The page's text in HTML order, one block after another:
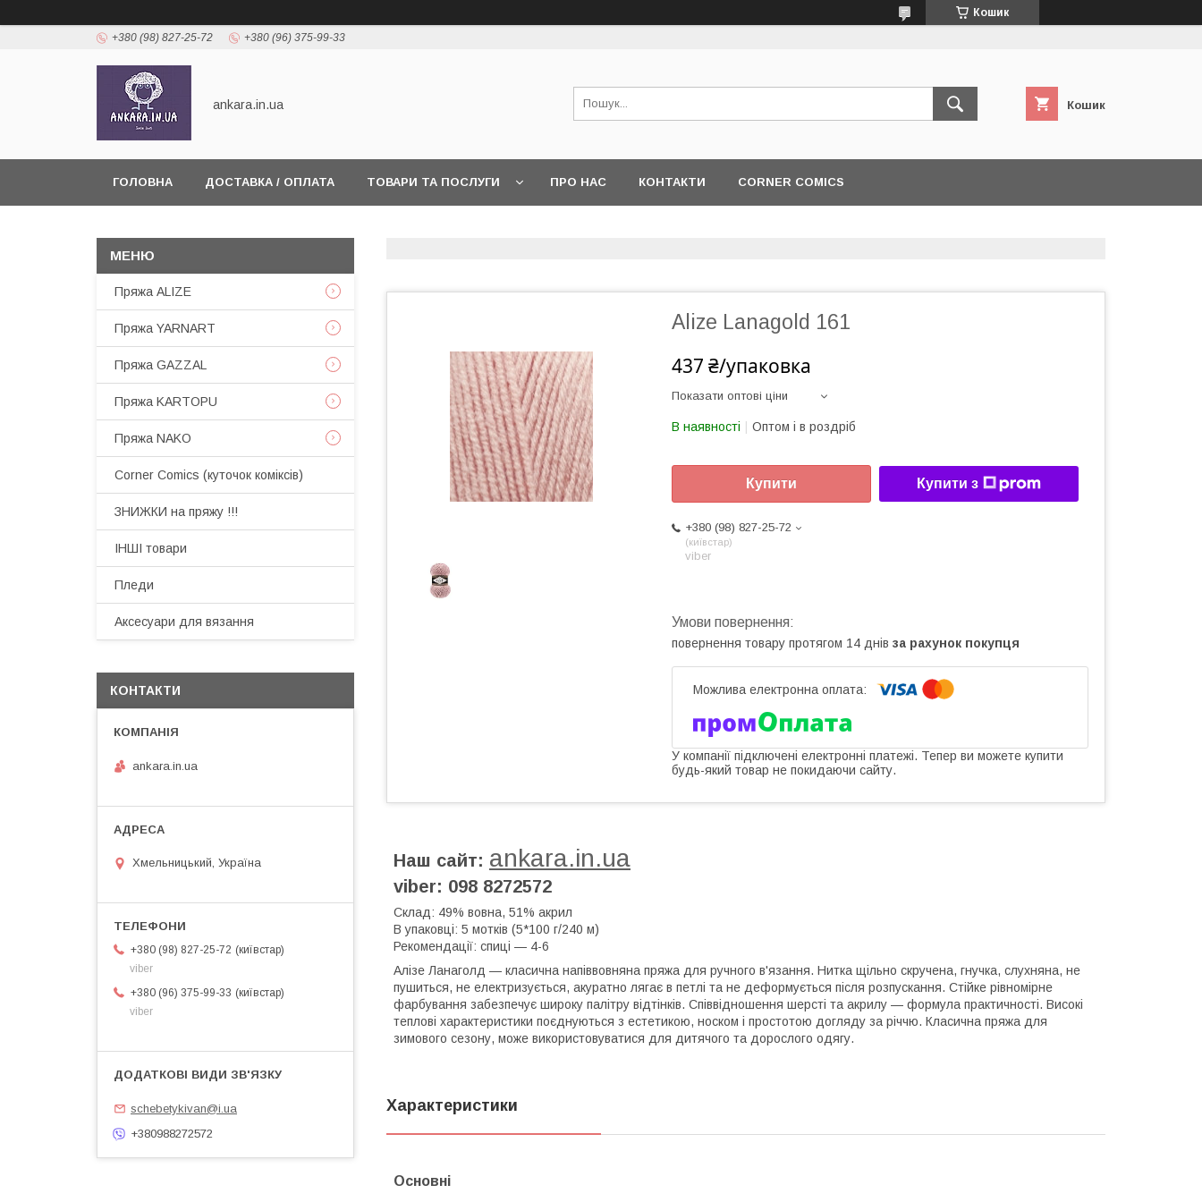
Кошик
+380 (98) 827-25-72 +380 (96) 375-99-33
ankara.in.ua Кошик
ГОЛОВНА ДОСТАВКА / ОПЛАТА ТОВАРИ ТА ПОСЛУГИ ПРО НАС КОНТАКТИ CORNER COMICS
Alize Lanagold 161
437 ₴/упаковка
Показати оптові ціни
В наявності Оптом і в роздріб
Купити Купити з
+380 (98) 827-25-72
київстар
viber
повернення товару протягом 14 днів за рахунок покупця
У компанії підключені електронні платежі. Тепер ви можете купити
будь-який товар не покидаючи сайту.
Наш сайт: ankara.in.ua
viber: 098 8272572
Склад: 49% вовна, 51% акрил
В упаковці: 5 мотків (5*100 г/240 м)
Рекомендації: спиці — 4-6
Алізе Ланаголд — класична напіввовняна пряжа для ручного в'язання. Нитка щільно скручена, гнучка, слухняна, не
пушиться, не електризується, акуратно лягає в петлі та не деформується після розпускання. Стійке рівномірне
фарбування забезпечує широку палітру відтінків. Співвідношення шерсті та акрилу — формула практичності. Високі
теплові характеристики поєднуються з естетикою, носком і простотою догляду за річчю. Класична пряжа для
зимового сезону, може використовуватися для дитячого та дорослого одягу.
Характеристики
Основні
Пряжа ALIZE
Пряжа YARNART
Пряжа GAZZAL
Пряжа KARTOPU
Пряжа NAKO
Corner Comics (куточок коміксів)
ЗНИЖКИ на пряжу !!!
ІНШІ товари
Пледи
Аксесуари для вязання
КОНТАКТИ
ankara.in.ua
Хмельницький, Україна
+380 (98) 827-25-72
київстар
viber
+380 (96) 375-99-33
київстар
viber
schebetykivan@i.ua
+380988272572